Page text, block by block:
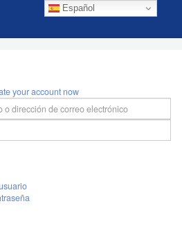
Español
your account now